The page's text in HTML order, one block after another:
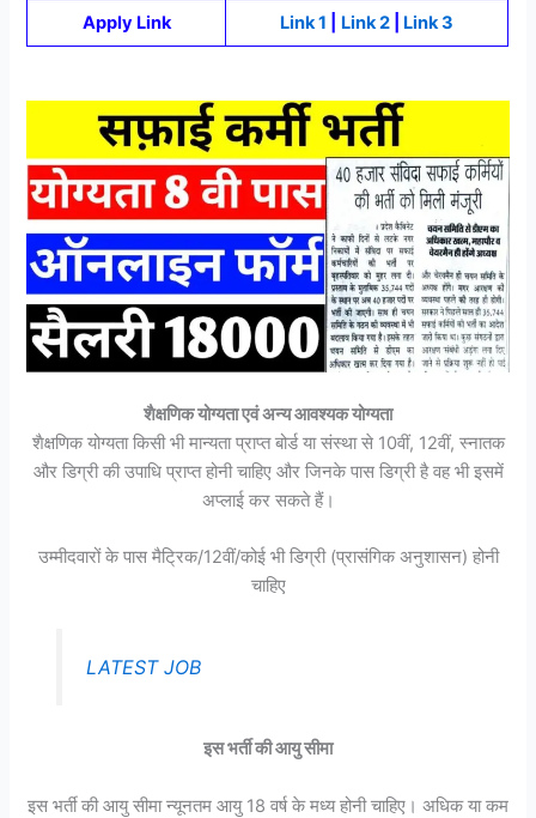
Apply Link Link 1 Link 2 Link 3
शैक्षणिक योग्यता एवं अन्य आवश्यक योग्यता
शैक्षणिक योग्यता किसी भी मान्यता प्राप्त बोर्ड या संस्था से 10वीं, 12वीं, स्नातक
और डिग्री की उपाधि प्राप्त होनी चाहिए और जिनके पास डिग्री है वह भी इसमें
अप्लाई कर सकते हैं।
उम्मीदवारों के पास मैट्रिक/12वीं/कोई भी डिग्री (प्रासंगिक अनुशासन) होनी
चाहिए
LATEST JOB
इस भर्ती की आयु सीमा
इस भर्ती की आयु सीमा न्यूनतम आयु 18 वर्ष के मध्य होनी चाहिए। अधिक या कम